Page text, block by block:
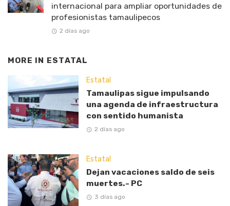
internacional para ampliar oportunidades de
profesionistas tamaulipecos
2 días ago
MORE IN ESTATAL
Estatal
Tamaulipas sigue impulsando
una agenda de infraestructura
con sentido humanista
2 días ago
Estatal
Dejan vacaciones saldo de seis
muertes.- PC
3 días ago